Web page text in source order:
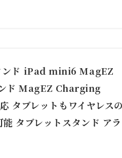
ド iPad mini6 MagEZ
ド MagEZ Charging
タブレットもワイヤレスの
タブレットスタンド アラ